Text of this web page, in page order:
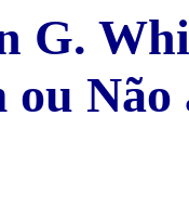
G.
ou